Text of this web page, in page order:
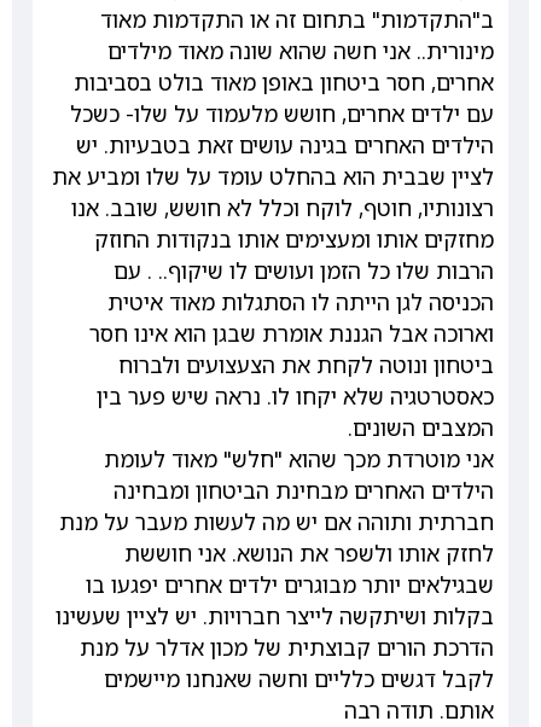
ב"התקדמות" בתחום זה או התקדמות מאוד
מינורית.. אני חשה שהוא שונה מאוד מילדים
אחרים, חסר ביטחון באופן מאוד בולט בסביבות
עם ילדים אחרים, חושש מלעמוד על שלו- כשכל
הילדים האחרים בגינה עושים זאת בטבעיות. יש
לציין שבבית הוא בהחלט עומד על שלו ומביע את
רצונותיו, חוטף, לוקח וכלל לא חושש, שובב. אנו
מחזקים אותו ומעצימים אותו בנקודות החוזק
הרבות שלו כל הזמן ועושים לו שיקוף.. . עם
הכניסה לגן הייתה לו הסתגלות מאוד איטית
וארוכה אבל הגננת אומרת שבגן הוא אינו חסר
ביטחון ונוטה לקחת את הצעצועים ולברוח
כאסטרטגיה שלא יקחו לו. נראה שיש פער בין
המצבים השונים.
אני מוטרדת מכך שהוא "חלש" מאוד לעומת
הילדים האחרים מבחינת הביטחון ומבחינה
חברתית ותוהה אם יש מה לעשות מעבר על מנת
לחזק אותו ולשפר את הנושא. אני חוששת
שבגילאים יותר מבוגרים ילדים אחרים יפגעו בו
בקלות ושיתקשה לייצר חברויות. יש לציין שעשינו
הדרכת הורים קבוצתית של מכון אדלר על מנת
לקבל דגשים כלליים וחשה שאנחנו מיישמים
אותם. תודה רבה